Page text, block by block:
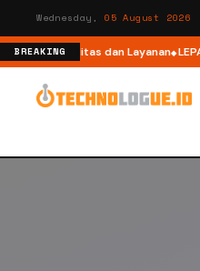
Wednesday, 05 August 2026
BREAKING
Adu Kualitas dan Layanan LEPAS